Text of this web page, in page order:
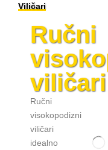
Viličari
Ručni
viličari
Ručni
visokopodizni
viličari
idealno